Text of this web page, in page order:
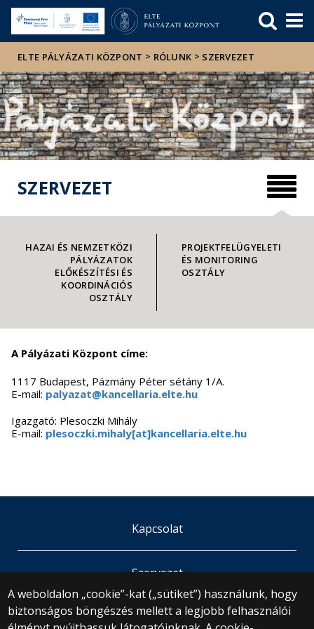
Hírek
Események
ELTE a
sajtóban
ELTE PÁLYÁZATI KÖZPONT > RÓLUNK > SZERVEZET
SZERVEZET
HAZAI ÉS NEMZETKÖZI
PÁLYÁZATOK
ELŐKÉSZÍTÉSI ÉS
KOORDINÁCIÓS
OSZTÁLY
PROJEKTFELÜGYELETI
ÉS MONITORING
OSZTÁLY
A Pályázati Központ címe:
1117 Budapest, Pázmány Péter sétány 1/A.
E-mail: palyazat@kancellaria.elte.hu
Igazgató: Plesoczki Mihály
E-mail: plesoczki.mihaly[at]kancellaria.elte.hu
A weboldalon „cookie”-kat („sütiket”) használunk, hogy
biztonságos böngészés mellett a legjobb felhasználói
Kapcsolat
Szervezet
© 2025 Eötvös Loránd Tudományegyetem